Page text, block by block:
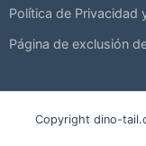
Política de Privacidad
Página de exclusión
Copyright dino-